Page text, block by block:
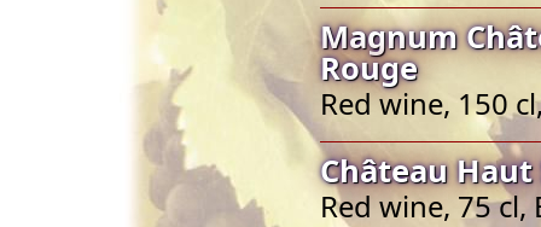
Magnum
Rouge
Red wine, 150
Château Haut
Red wine, 75 cl,